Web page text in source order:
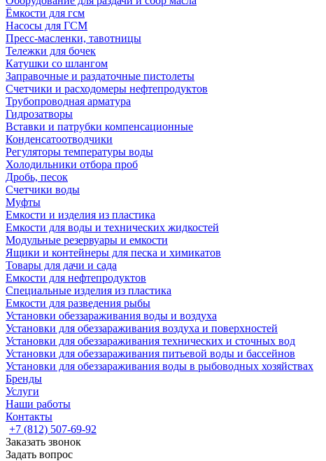
Ёмкости для гсм
Насосы для ГСМ
Пресс-масленки, тавотницы
Тележки для бочек
Катушки со шлангом
Заправочные и раздаточные пистолеты
Счетчики и расходомеры нефтепродуктов
Трубопроводная арматура
Гидрозатворы
Вставки и патрубки компенсационные
Конденсатоотводчики
Регуляторы температуры воды
Холодильники отбора проб
Дробь, песок
Счетчики воды
Муфты
Емкости и изделия из пластика
Емкости для воды и технических жидкостей
Модульные резервуары и емкости
Ящики и контейнеры для песка и химикатов
Товары для дачи и сада
Емкости для нефтепродуктов
Специальные изделия из пластика
Емкости для разведения рыбы
Установки обеззараживания воды и воздуха
Установки для обеззараживания воздуха и поверхностей
Установки для обеззараживания технических и сточных вод
Установки для обеззараживания питьевой воды и бассейнов
Установки для обеззараживания воды в рыбоводных хозяйствах
Бренды
Услуги
Наши работы
Контакты
+7 (812) 507-69-92
Заказать звонок
Задать вопрос